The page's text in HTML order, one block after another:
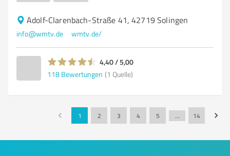
Adolf-Clarenbach-Straße 41, 42719 Solingen
info@wmtv.de wmtv.de/
4,40 / 5,00
118 Bewertungen (1 Quelle)
1 2 3 4 5 … 14